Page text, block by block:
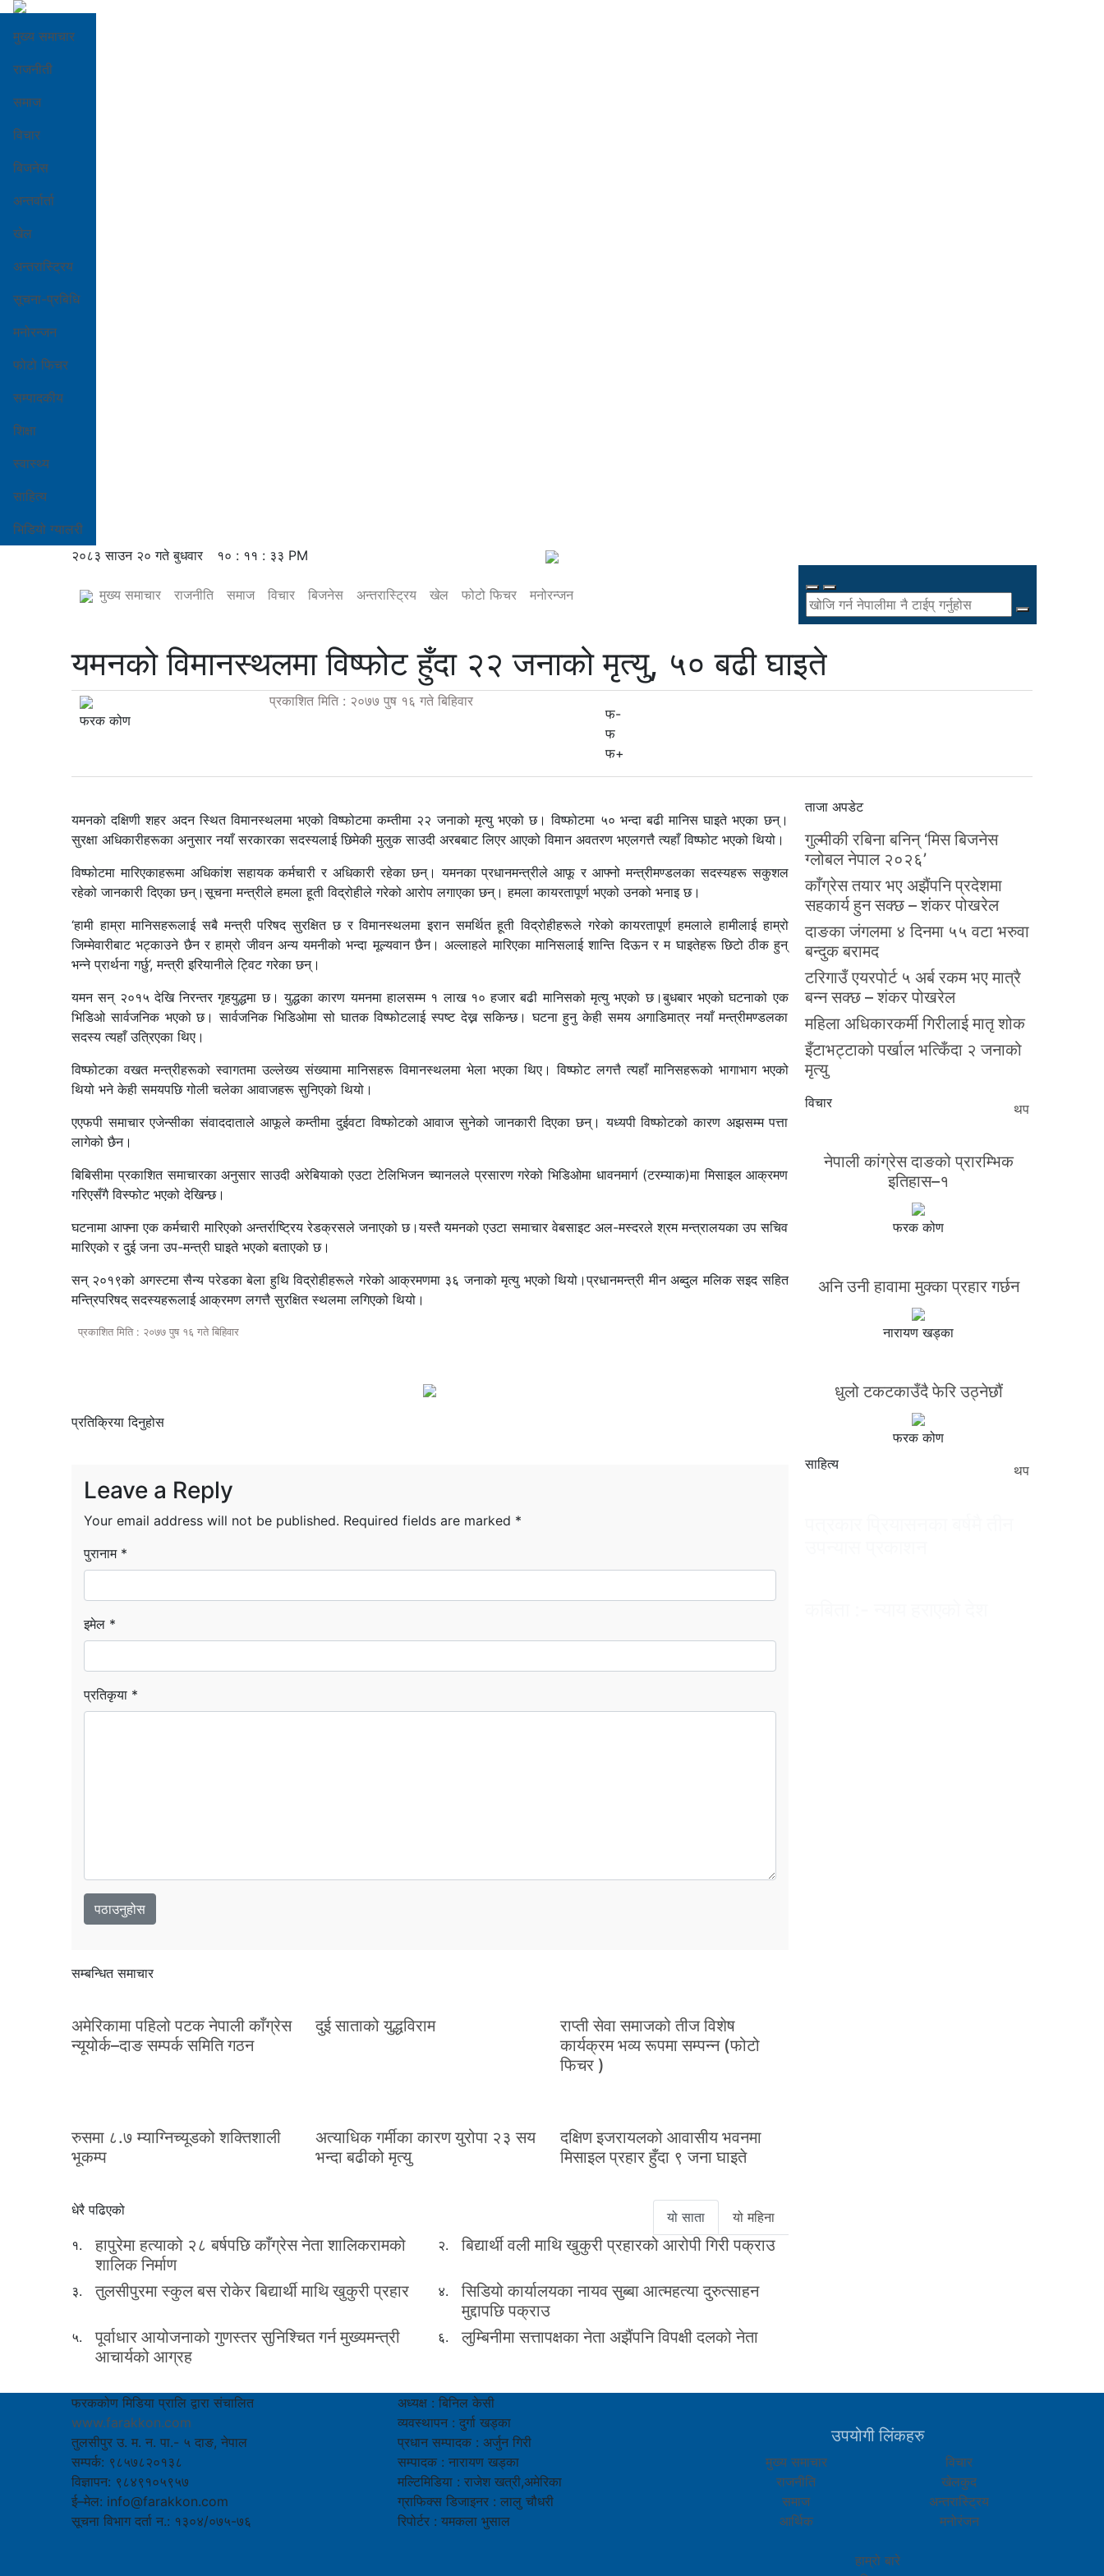
मुख्य समाचार
राजनीती
समाज
विचार
बिजनेस
अन्तर्वार्ता
खेल
अन्तरास्ट्रिय
सूचना-प्रबिधि
मनोरन्जन
फोटो फिचर
सम्पादकीय
शिक्षा
स्वास्थ्य
साहित्य
भिडियो ग्यालरी
२०८३ साउन २० गते बुधवार
१० : ११ : ३४ PM
मुख्य समाचार राजनीति समाज विचार बिजनेस अन्तरास्ट्रिय खेल फोटो फिचर मनोरन्जन
यमनको विमानस्थलमा विष्फोट हुँदा २२ जनाको मृत्यु, ५० बढी घाइते
फरक कोण
प्रकाशित मिति : २०७७ पुष १६ गते बिहिवार
फ-
फ
फ+
यमनको दक्षिणी शहर अदन स्थित विमानस्थलमा भएको विष्फोटमा कम्तीमा २२ जनाको मृत्यु भएको छ। विष्फोटमा ५० भन्दा बढी मानिस घाइते भएका छन्।
सुरक्षा अधिकारीहरूका अनुसार नयाँ सरकारका सदस्यलाई छिमेकी मुलुक साउदी अरबबाट लिएर आएको विमान अवतरण भएलगत्तै त्यहाँ विष्फोट भएको थियो।
विष्फोटमा मारिएकाहरूमा अधिकांश सहायक कर्मचारी र अधिकारी रहेका छन्। यमनका प्रधानमन्त्रीले आफू र आफ्नो मन्त्रीमण्डलका सदस्यहरू सकुशल
रहेको जानकारी दिएका छन्।सूचना मन्त्रीले हमला हूती विद्रोहीले गरेको आरोप लगाएका छन्। हमला कायरतापूर्ण भएको उनको भनाइ छ।
‘हामी हाम्रा मानिसहरूलाई सबै मन्त्री परिषद सुरक्षित छ र विमानस्थलमा इरान समर्थित हूती विद्रोहीहरूले गरेको कायरतापूर्ण हमलाले हामीलाई हाम्रो
जिम्मेवारीबाट भट्काउने छैन र हाम्रो जीवन अन्य यमनीको भन्दा मूल्यवान छैन। अल्लाहले मारिएका मानिसलाई शान्ति दिऊन र म घाइतेहरू छिटो ठीक हुन्
भन्ने प्रार्थना गर्छु’, मन्त्री इरियानीले ट्विट गरेका छन्।
यमन सन् २०१५ देखि निरन्तर गृहयुद्धमा छ। युद्धका कारण यमनमा हालसम्म १ लाख १० हजार बढी मानिसको मृत्यु भएको छ।बुधबार भएको घटनाको एक
भिडिओ सार्वजनिक भएको छ। सार्वजनिक भिडिओमा सो घातक विष्फोटलाई स्पष्ट देख्न सकिन्छ। घटना हुनु केही समय अगाडिमात्र नयाँ मन्त्रीमण्डलका
सदस्य त्यहाँ उत्रिएका थिए।
विष्फोटका वखत मन्त्रीहरूको स्वागतमा उल्लेख्य संख्यामा मानिसहरू विमानस्थलमा भेला भएका थिए। विष्फोट लगत्तै त्यहाँ मानिसहरूको भागाभाग भएको
थियो भने केही समयपछि गोली चलेका आवाजहरू सुनिएको थियो।
एएफपी समाचार एजेन्सीका संवाददाताले आफूले कम्तीमा दुईवटा विष्फोटको आवाज सुनेको जानकारी दिएका छन्। यध्यपी विष्फोटको कारण अझसम्म पत्ता
लागेको छैन।
बिबिसीमा प्रकाशित समाचारका अनुसार साउदी अरेबियाको एउटा टेलिभिजन च्यानलले प्रसारण गरेको भिडिओमा धावनमार्ग (टरम्याक)मा मिसाइल आक्रमण
गरिएसँगै विस्फोट भएको देखिन्छ।
घटनामा आफ्ना एक कर्मचारी मारिएको अन्तर्राष्ट्रिय रेडक्रसले जनाएको छ।यस्तै यमनको एउटा समाचार वेबसाइट अल-मस्दरले श्रम मन्त्रालयका उप सचिव
मारिएको र दुई जना उप-मन्त्री घाइते भएको बताएको छ।
सन् २०१९को अगस्टमा सैन्य परेडका बेला हुथि विद्रोहीहरूले गरेको आक्रमणमा ३६ जनाको मृत्यु भएको थियो।प्रधानमन्त्री मीन अब्दुल मलिक सइद सहित
मन्त्रिपरिषद् सदस्यहरूलाई आक्रमण लगत्तै सुरक्षित स्थलमा लगिएको थियो।
प्रकाशित मिति : २०७७ पुष १६ गते बिहिवार
प्रतिक्रिया दिनुहोस
Leave a Reply
Your email address will not be published. Required fields are marked *
पुरानाम *
इमेल *
प्रतिकृया *
सम्बन्धित समाचार
अमेरिकामा पहिलो पटक नेपाली काँग्रेस
न्यूयोर्क–दाङ सम्पर्क समिति गठन
दुई साताको युद्धविराम
राप्ती सेवा समाजको तीज विशेष
कार्यक्रम भव्य रूपमा सम्पन्न (फोटो
फिचर )
रुसमा ८.७ म्याग्निच्यूडको शक्तिशाली
भूकम्प
अत्याधिक गर्मीका कारण युरोपा २३ सय
भन्दा बढीको मृत्यु
दक्षिण इजरायलको आवासीय भवनमा
मिसाइल प्रहार हुँदा ९ जना घाइते
धेरै पढिएको यो साता
यो महिना
१.
हापुरेमा हत्याको २८ बर्षपछि काँग्रेस नेता शालिकरामको
शालिक निर्माण
२. बिद्यार्थी वली माथि खुकुरी प्रहारको आरोपी गिरी पक्राउ
३. तुलसीपुरमा स्कुल बस रोकेर बिद्यार्थी माथि खुकुरी प्रहार ४.
सिडियो कार्यालयका नायव सुब्बा आत्महत्या दुरुत्साहन
मुद्दापछि पक्राउ
५.
पूर्वाधार आयोजनाको गुणस्तर सुनिश्चित गर्न मुख्यमन्त्री
आचार्यको आग्रह
६. लुम्बिनीमा सत्तापक्षका नेता अझैंपनि विपक्षी दलको नेता
ताजा अपडेट
गुल्मीकी रबिना बनिन् ‘मिस बिजनेस
ग्लोबल नेपाल २०२६’
काँग्रेस तयार भए अझैंपनि प्रदेशमा
सहकार्य हुन सक्छ – शंकर पोखरेल
दाङका जंगलमा ४ दिनमा ५५ वटा भरुवा
बन्दुक बरामद
टरिगाउँ एयरपोर्ट ५ अर्ब रकम भए मात्रै
बन्न सक्छ – शंकर पोखरेल
महिला अधिकारकर्मी गिरीलाई मातृ शोक
इँटाभट्टाको पर्खाल भत्किँदा २ जनाको
मृत्यु
विचार थप
नेपाली कांग्रेस दाङको प्रारम्भिक
इतिहास–१
फरक कोण
अनि उनी हावामा मुक्का प्रहार गर्छन
नारायण खड्का
धुलो टकटकाउँदै फेरि उठ्नेछौं
फरक कोण
साहित्य
थप
फरककोण मिडिया प्रालि द्वारा संचालित
www.farakkon.com
तुलसीपुर उ. म. न. पा.- ५ दाङ, नेपाल
सम्पर्क: ९८५७८२०१३८
विज्ञापन: ९८४९१०५९५७
ई–मेल: info@farakkon.com
सूचना विभाग दर्ता न.: १३०४/०७५-७६
अध्यक्ष : बिनिल केसी
व्यवस्थापन : दुर्गा खड्का
प्रधान सम्पादक : अर्जुन गिरी
सम्पादक : नारायण खड्का
मल्टिमिडिया : राजेश खत्री,अमेरिका
ग्राफिक्स डिजाइनर : लालु चौधरी
रिपोर्टर : यमकला भुसाल
उपयोगी लिंकहरु
मुख्य समाचार
राजनीति
समाज
आर्थिक
विचार
खेलकुद
अन्तरास्ट्रिय
मनोरंजन
हाम्रो बारे